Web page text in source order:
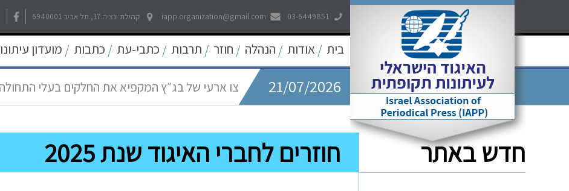
03-6449851
iapp.organization@gmail.com קהילת ונציה 17, תל אביב 6940001
בית / אודות / הנהלה / חוזר / תרבות / כתבי-עת / כתבות / מועדון
21/07/2026 לאפשר דיווח פתוח וחופשי לכל אמצעי התקשורת
21/07/2026 צו ארעי של בג״ץ המקפיא את החלקים בעלי
החדש 05/07/2026 עוד קו אדום נחצה - פגיעה באולפני חדשות ערוץ 12
09/05/2026 שאגת הארי - המלחמה על הפיצויים לעצמאים חדש באתר חוזרים לחברי האיגוד שנת 2025